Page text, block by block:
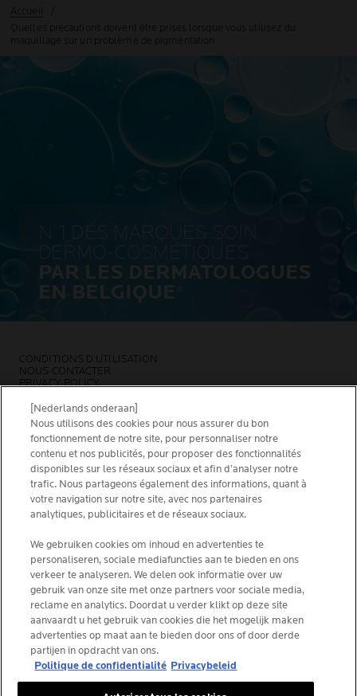
N°1 DES MARQUES SOIN
DERMO-COSMÉTIQUES
PAR LES DERMATOLOGUES
EN BELGIQUE
CONDITIONS D’UTILISATION
NOUS CONTACTER
PRIVACY POLICY
COOKIES POLICY
NEWSLETTER
FOUNDATION LA ROCHE-POSAY
CHOISIS TON PAYS
La Roche-Posay Laboratoire Dermatologique CAI
86270 La Roche-Posay France
[email protected]
*IQVIA NPA, dermo-cosmétiques, canal pharmacie
Belgique, volume de produits prescrits par les
dermatologues. YTD 08/2025, Belgique
[Nederlands onderaan]
Nous utilisons des cookies pour nous assurer du bon
fonctionnement de notre site, pour personnaliser notre
contenu et nos publicités, pour proposer des fonctionnalités
disponibles sur les réseaux sociaux et afin d’analyser notre
trafic. Nous partageons également des informations, quant à
votre navigation sur notre site, avec nos partenaires
analytiques, publicitaires et de réseaux sociaux.
We gebruiken cookies om inhoud en advertenties te
personaliseren, sociale mediafuncties aan te bieden en ons
verkeer te analyseren. We delen ook informatie over uw
gebruik van onze site met onze partners voor sociale media,
reclame en analytics. Doordat u verder klikt op deze site
aanvaardt u het gebruik van cookies die het mogelijk maken
advertenties op maat aan te bieden door ons of door derde
partijen in opdracht van ons.
Politique de confidentialité Privacybeleid